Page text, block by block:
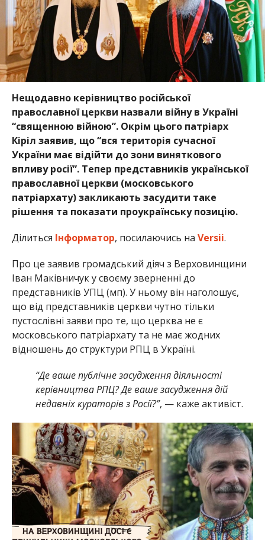
Нещодавно керівництво російської
православної церкви назвали війну в Україні
“священною війною”. Окрім цього патріарх
Кіріл заявив, що “вся територія сучасної
України має відійти до зони виняткового
впливу росії”. Тепер представників української
православної церкви (московського
патріархату) закликають засудити таке
рішення та показати проукраїнську позицію.
Ділиться Інформатор, посилаючись на Versii.
Про це заявив громадський діяч з Верховинщини
Іван Маківничук у своєму зверненні до
представників УПЦ (мп). У ньому він наголошує,
що від представників церкви чутно тільки
пустослівні заяви про те, що церква не є
московського патріархату та не має жодних
відношень до структури РПЦ в Україні.
“Де ваше публічне засудження діяльності
керівництва РПЦ? Де ваше засудження дій
недавніх кураторів з Росії?”, — каже активіст.